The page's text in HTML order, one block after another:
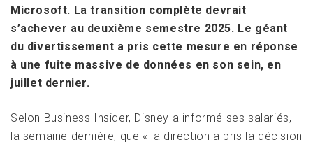
Microsoft. La transition complète devrait
s’achever au deuxième semestre 2025. Le géant
du divertissement a pris cette mesure en réponse
à une fuite massive de données en son sein, en
juillet dernier.
Selon Business Insider, Disney a informé ses salariés,
la semaine dernière, que « la direction a pris la décision